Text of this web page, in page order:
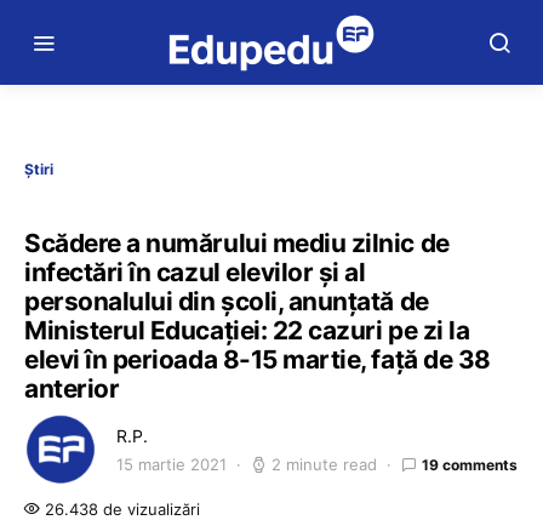
Știri
Scădere a numărului mediu zilnic de
infectări în cazul elevilor și al
personalului din școli, anunțată de
Ministerul Educației: 22 cazuri pe zi la
elevi în perioada 8-15 martie, față de 38
anterior
R.P.
15 martie 2021 2 minute read 19 comments
26.438 de vizualizări